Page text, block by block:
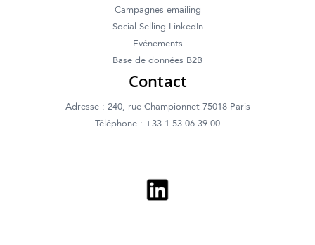
Campagnes emailing
Social Selling LinkedIn
Événements
Base de données B2B
Contact
Adresse : 240, rue Championnet 75018 Paris
Téléphone : +33 1 53 06 39 00